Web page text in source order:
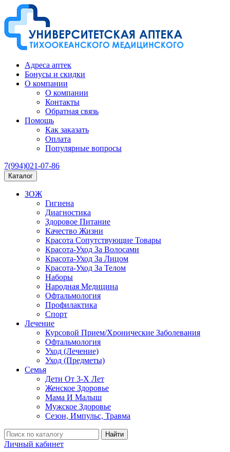
Адреса аптек
Бонусы и скидки
О компании
О компании
Контакты
Обратная связь
Помощь
Как заказать
Оплата
Популярные вопросы
7(994)021-07-86
Каталог
ЗОЖ
Гигиена
Диагностика
Здоровое Питание
Качество Жизни
Красота Сопутствующие Товары
Красота-Уход За Волосами
Красота-Уход За Лицом
Красота-Уход За Телом
Наборы
Народная Медицина
Офтальмология
Профилактика
Спорт
Лечение
Курсовой Прием/Хронические Заболевания
Офтальмология
Уход (Лечение)
Уход (Предметы)
Семья
Дети От 3-Х Лет
Женское Здоровье
Мама И Малыш
Мужское Здоровье
Сезон, Импульс, Травма
Найти
Личный кабинет